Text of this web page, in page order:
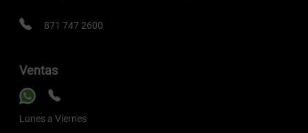
871 747 2600
Ventas
Lunes a Viernes